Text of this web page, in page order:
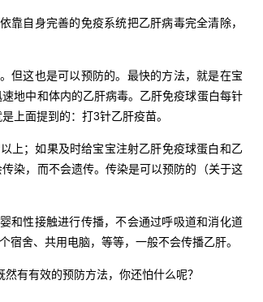
自身完善的免疫系统把乙肝病毒完全清除，
这也是可以预防的。最快的方法，就是在宝
地中和体内的乙肝病毒。乙肝免疫球蛋白每针
上面提到的：打3针乙肝疫苗。
；如果及时给宝宝注射乙肝免疫球蛋白和乙
染，而不会遗传。传染是可以预防的（关于这
性接触进行传播，不会通过呼吸道和消化道
舍、共用电脑，等等，一般不会传播乙肝。
有有效的预防方法，你还怕什么呢？